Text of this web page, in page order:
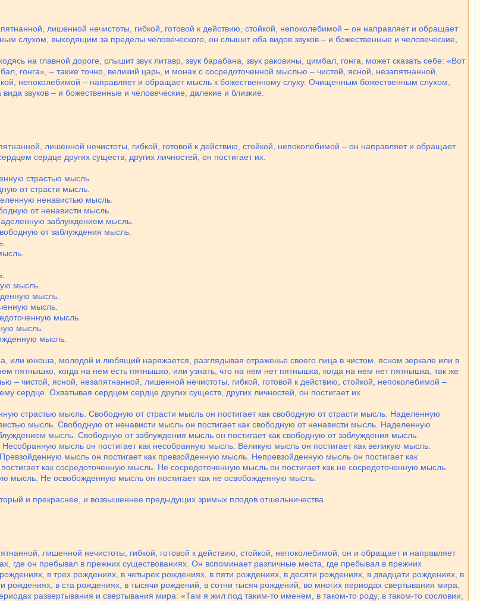
лишенной нечистоты, гибкой, готовой к действию, стойкой, непоколебимой – он направляет и обращает
слухом, выходящим за пределы человеческого, он слышит оба видов звуков – и божественные и человеческие,
на главной дороге, слышит звук литавр, звук барабана, звук раковины, цимбал, гонга, может сказать себе: «Вот
гонга», – также точно, великий царь, и монах с сосредоточенной мыслью – чистой, ясной, незапятнанной,
непоколебимой – направляет и обращает мысль к божественному слуху. Очищенным божественным слухом,
звуков – и божественные и человеческие, далекие и близкие.
лишенной нечистоты, гибкой, готовой к действию, стойкой, непоколебимой – он направляет и обращает
сердце других существ, других личностей, он постигает их.
страстью мысль.
от страсти мысль.
ненавистью мысль.
от ненависти мысль.
заблуждением мысль.
от заблуждения мысль.
мысль.
мысль.
мысль.
мысль.
мысль.
мысль.
или юноша, молодой и любящий наряжается, разглядывая отраженье своего лица в чистом, ясном зеркале или в
пятнышко, когда на нем есть пятнышко, или узнать, что на нем нет пятнышка, когда на нем нет пятнышка, так же
– чистой, ясной, незапятнанной, лишенной нечистоты, гибкой, готовой к действию, стойкой, непоколебимой –
сердце. Охватывая сердцем сердце других существ, других личностей, он постигает их.
страстью мысль. Свободную от страсти мысль он постигает как свободную от страсти мысль. Наделенную
мысль. Свободную от ненависти мысль он постигает как свободную от ненависти мысль. Наделенную
мысль. Свободную от заблуждения мысль он постигает как свободную от заблуждения мысль.
мысль он постигает как несобранную мысль. Великую мысль он постигает как великую мысль.
мысль он постигает как превзойденную мысль. Непревзойденную мысль он постигает как
как сосредоточенную мысль. Не сосредоточенную мысль он постигает как не сосредоточенную мысль.
мысль. Не освобожденную мысль он постигает как не освобожденную мысль.
и прекраснее, и возвышеннее предыдущих зримых плодов отшельничества.
лишенной нечистоты, гибкой, готовой к действию, стойкой, непоколебимой, он и обращает и направляет
где он пребывал в прежних существованиях. Он вспоминает различные места, где пребывал в прежних
в трех рождениях, в четырех рождениях, в пяти рождениях, в десяти рождениях, в двадцати рождениях, в
рождениях, в ста рождениях, в тысячи рождений, в сотни тысяч рождений, во многих периодах свертывания мира,
развертывания и свертывания мира: «Там я жил под таким-то именем, в таком-то роду, в таком-то сословии,